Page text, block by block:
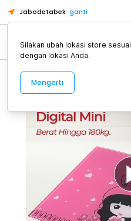
Jabodetabek ganti
Alat Kopi
Silakan ubah lokasi store sesuai
dengan lokasi Anda.
Mengerti